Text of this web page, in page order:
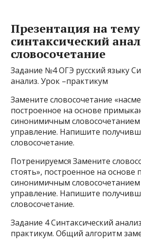
Презентация на тему
синтаксический
словосочетание
Задание №4 ОГЭ русский языку
анализ. Урок –практикум
Замените словосочетание
построенное на основе
синонимичным словосочетанием
управление. Напишите
словосочетание.
Потренируемся Замените
стоять», построенное на основе
синонимичным словосочетанием
управление. Напишите
словосочетание.
Задание 4 Синтаксический
практикум. Общий алгоритм